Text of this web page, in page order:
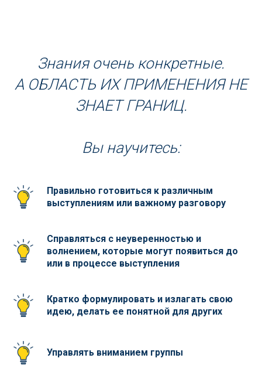
Знания очень конкретные.
А ОБЛАСТЬ ИХ ПРИМЕНЕНИЯ НЕ
ЗНАЕТ ГРАНИЦ.
Вы научитесь:
Правильно готовиться к различным
выступлениям или важному разговору
Справляться с неуверенностью и
волнением, которые могут появиться до
или в процессе выступления
Кратко формулировать и излагать свою
идею, делать ее понятной для других
Управлять вниманием группы